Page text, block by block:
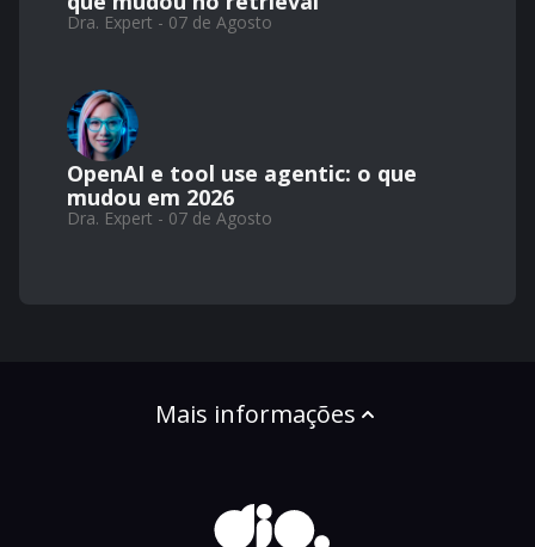
Dra. Expert - 07 de Agosto
OpenAI e tool use agentic: o que
mudou em 2026
Dra. Expert - 07 de Agosto
Mais informações